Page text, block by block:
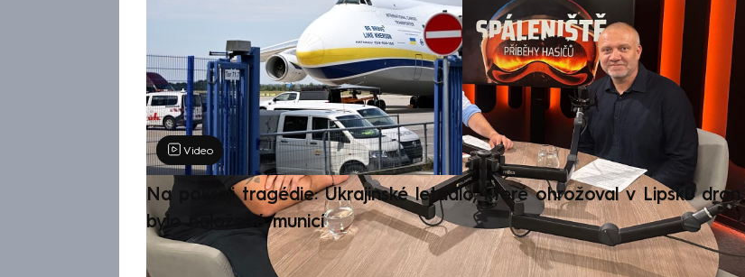
Video
Na pokraji tragédie: Ukrajinské letadlo, které ohrožoval v Lipsku dron,
bylo naložené municí